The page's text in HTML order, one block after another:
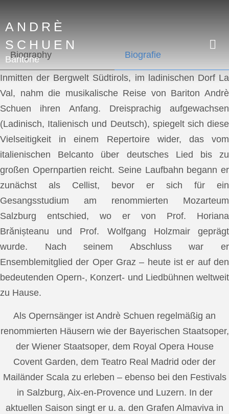
ANDRÈ
SCHUEN
Baritone
Biography Biografie
Inmitten der Bergwelt Südtirols, im ladinischen Dorf La
Val, nahm die musikalische Reise von Bariton Andrè
Schuen ihren Anfang. Dreisprachig aufgewachsen
(Ladinisch, Italienisch und Deutsch), spiegelt sich diese
Vielseitigkeit in einem Repertoire wider, das vom
italienischen Belcanto über deutsches Lied bis zu
großen Opernpartien reicht. Seine Laufbahn begann er
zunächst als Cellist, bevor er sich für ein
Gesangsstudium am renommierten Mozarteum
Salzburg entschied, wo er von Prof. Horiana
Brănișteanu und Prof. Wolfgang Holzmair geprägt
wurde. Nach seinem Abschluss war er
Ensemblemitglied der Oper Graz – heute ist er auf den
bedeutenden Opern-, Konzert- und Liedbühnen weltweit
zu Hause.
Als Opernsänger ist Andrè Schuen regelmäßig an
renommierten Häusern wie der Bayerischen Staatsoper,
der Wiener Staatsoper, dem Royal Opera House
Covent Garden, dem Teatro Real Madrid oder der
Mailänder Scala zu erleben – ebenso bei den Festivals
in Salzburg, Aix-en-Provence und Luzern. In der
aktuellen Saison singt er u. a. den Grafen Almaviva in